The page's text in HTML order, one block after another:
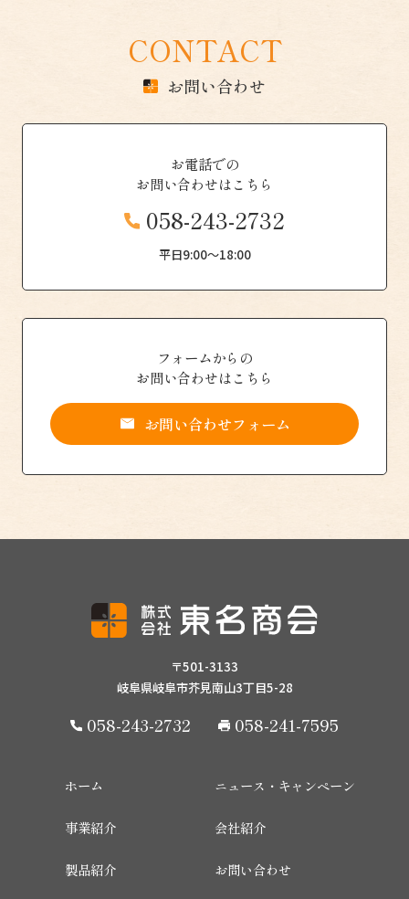
CONTACT
お問い合わせ
お電話での
お問い合わせはこちら
058-243-2732
平日9:00〜18:00
フォームからの
お問い合わせはこちら
お問い合わせフォーム
〒501-3133
岐阜県岐阜市芥見南山3丁目5-28
058-243-2732 058-241-7595
ホーム
事業紹介
製品紹介
ニュース・キャンペーン
会社紹介
お問い合わせ